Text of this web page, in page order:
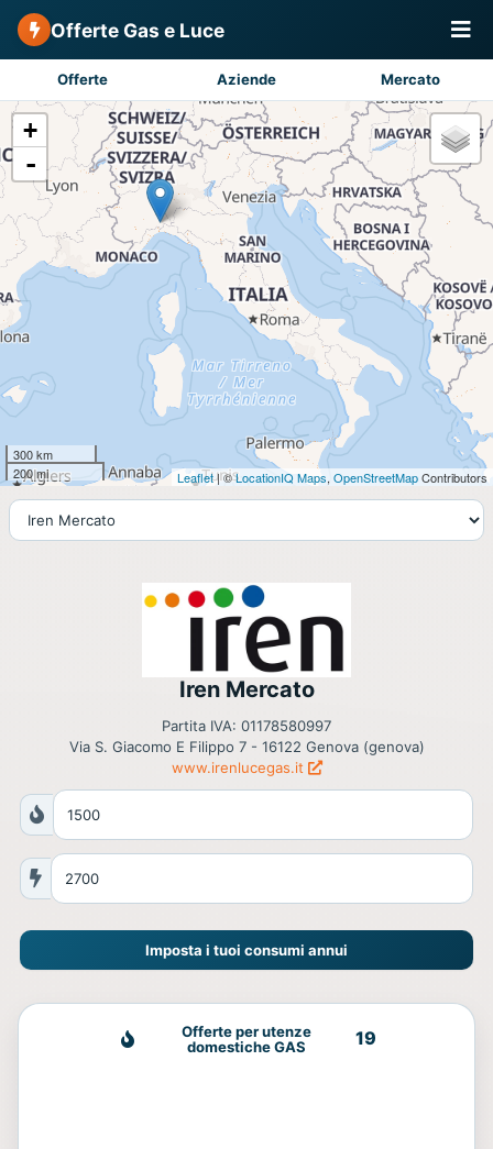
Offerte Gas e Luce
Offerte Aziende Mercato
+
-
300 km
200 mi
Leaflet| ©LocationIQ Maps, OpenStreetMapContributors
Iren Mercato
Partita IVA: 01178580997
Via S. Giacomo E Filippo 7 - 16122 Genova (genova)
www.irenlucegas.it
Imposta i tuoi consumi annui
Offerte per utenze
domestiche GAS
19